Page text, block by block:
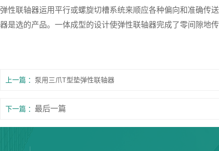
弹性联轴器运用平行或螺旋切槽系统来顺应各种偏向和准确传
器是选的产品。一体成型的设计使弹性联轴器完成了零间隙地
上一篇 泵用三爪T型垫弹性联轴器
下一篇 最后一篇